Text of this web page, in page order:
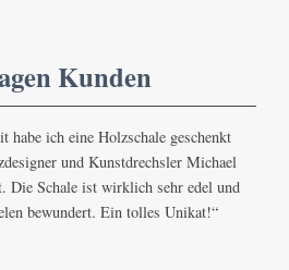
Kunden
habe ich eine Holzschale geschenkt
und Kunstdrechsler Michael
Die Schale ist wirklich sehr edel und
bewundert. Ein tolles Unikat!“